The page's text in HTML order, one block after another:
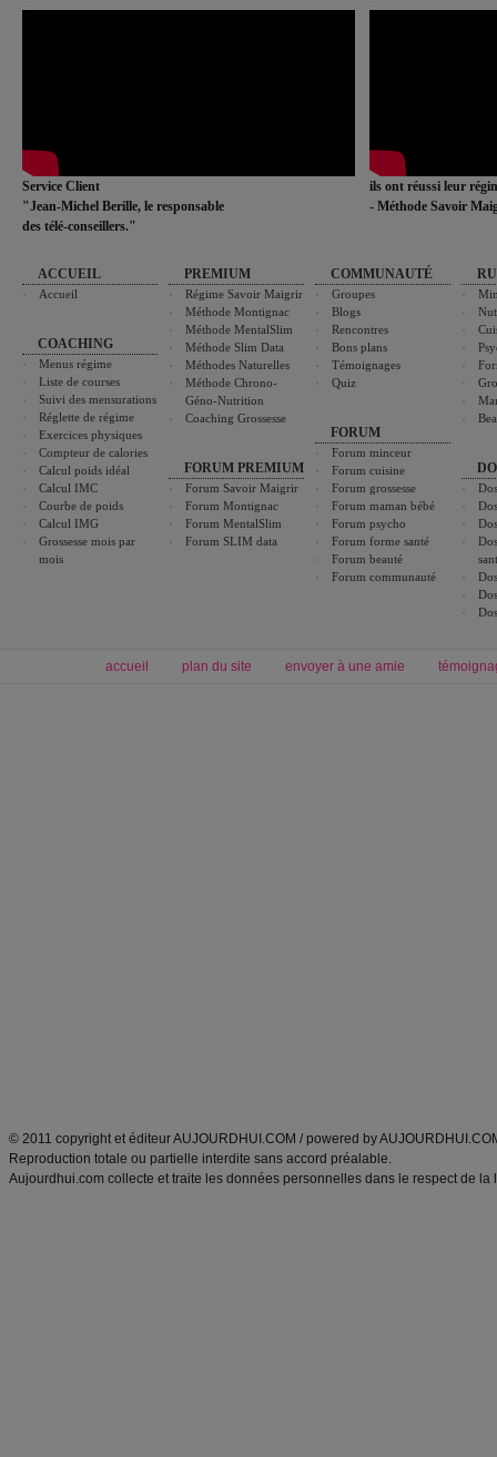
Service Client
"Jean-Michel Berille, le responsable
des télé-conseillers."
ils ont réussi leur
- Méthode Savoir
ACCUEIL
Accueil
COACHING
Menus régime
Liste de courses
Suivi des mensurations
Réglette de régime
Exercices physiques
Compteur de calories
Calcul poids idéal
Calcul IMC
Courbe de poids
Calcul IMG
Grossesse mois par
mois
PREMIUM
Régime Savoir Maigrir
Méthode Montignac
Méthode MentalSlim
Méthode Slim Data
Méthodes Naturelles
Méthode Chrono-
Géno-Nutrition
Coaching Grossesse
FORUM PREMIUM
Forum Savoir Maigrir
Forum Montignac
Forum MentalSlim
Forum SLIM data
COMMUNAUTÉ
Groupes
Blogs
Rencontres
Bons plans
Témoignages
Quiz
FORUM
Forum minceur
Forum cuisine
Forum grossesse
Forum maman bébé
Forum psycho
Forum forme santé
Forum beauté
Forum communauté
accueil plan du site envoyer à une amie
© 2011 copyright et éditeur AUJOURDHUI.COM / powered by
Reproduction totale ou partielle interdite sans accord préalable.
Aujourdhui.com collecte et traite les données personnelles dans le respect de